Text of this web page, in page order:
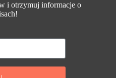
i otrzymuj informacje o